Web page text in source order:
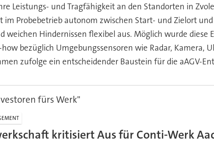
Leistungs- und Tragfähigkeit an den Standorten in
Probebetrieb autonom zwischen Start- und Zielort
weichen Hindernissen flexibel aus. Möglich wurde
bezüglich Umgebungssensoren wie Radar, Kamera,
zufolge ein entscheidender Baustein für die aAGV-
fürs Werk"
kritisiert Aus für Conti-Werk